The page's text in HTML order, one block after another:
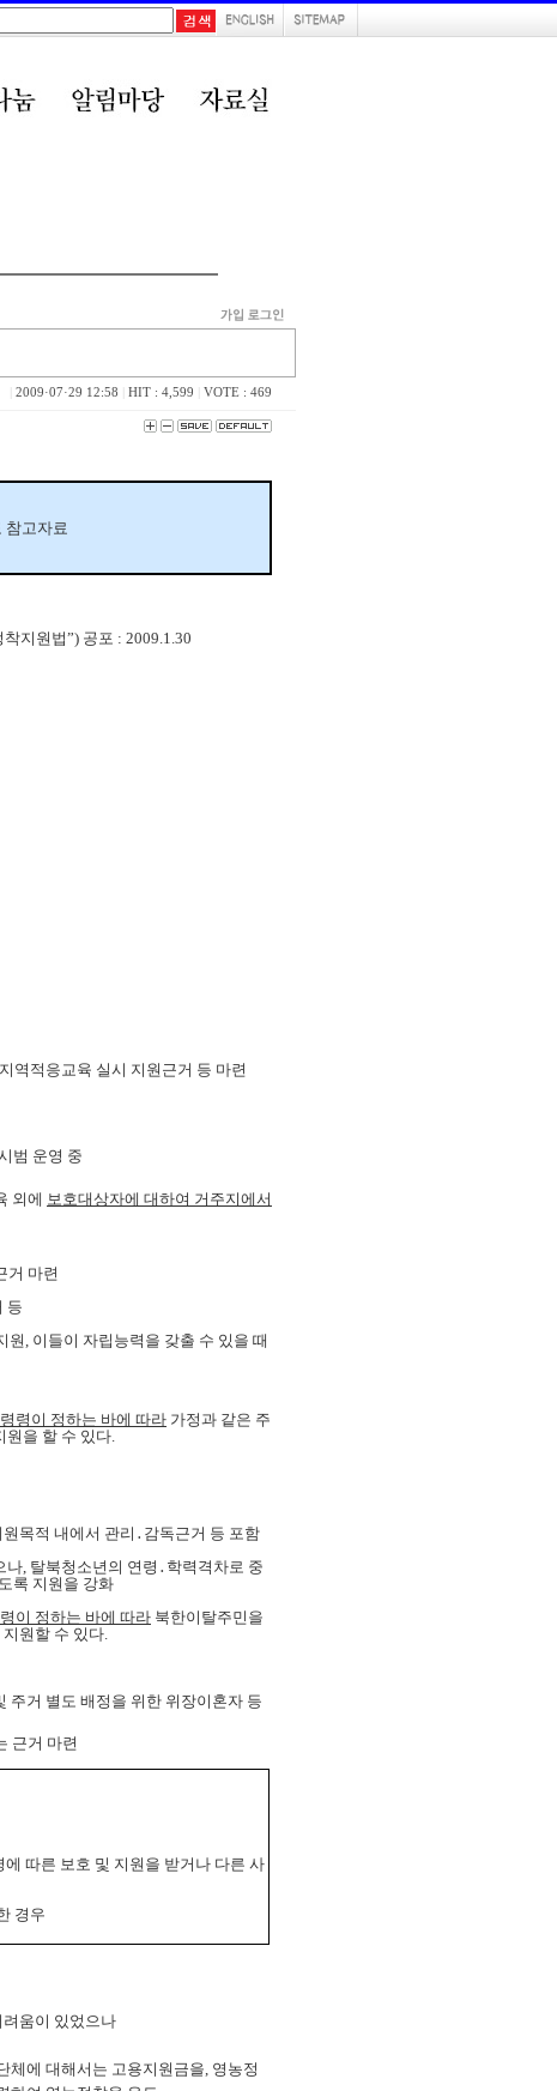
2009·07·29 12:58 HIT : 4,599 VOTE : 469
참고자료
지원법”) 공포 : 2009.1.30
지역적응교육 실시 지원근거 등 마련
범 운영 중
외에 보호대상자에 대하여 거주지에서
거 마련
등
원, 이들이 자립능력을 갖출 수 있을 때
령이 정하는 바에 따라 가정과 같은 주
원을 할 수 있다.
목적 내에서 관리․감독근거 등 포함
나, 탈북청소년의 연령․학력격차로 중
록 지원을 강화
이 정하는 바에 따라 북한이탈주민을
원할 수 있다.
주거 별도 배정을 위한 위장이혼자 등
근거 마련
에 따른 보호 및 지원을 받거나 다른 사
경우
움이 있었으나
체에 대해서는 고용지원금을, 영농정